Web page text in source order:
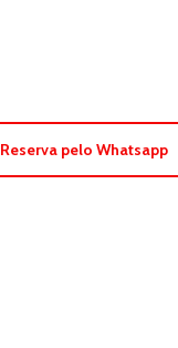
Reserva pelo Whatsapp